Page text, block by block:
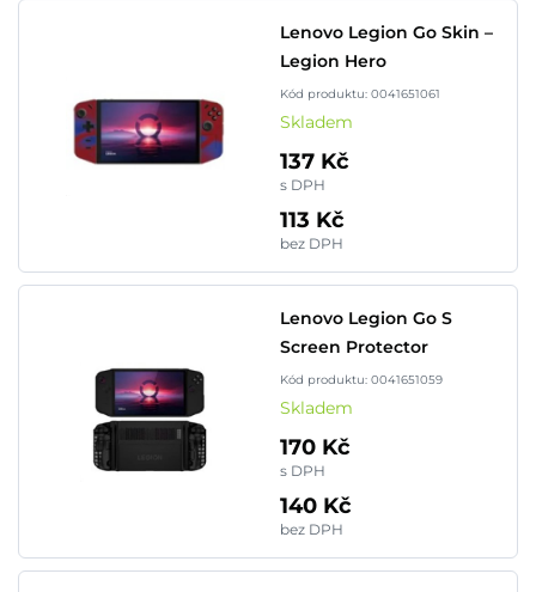
Lenovo Legion Go Skin –
Legion Hero
Kód produktu: 0041651061
Skladem
137 Kč
s DPH
113 Kč
bez DPH
Lenovo Legion Go S
Screen Protector
Kód produktu: 0041651059
Skladem
170 Kč
s DPH
140 Kč
bez DPH